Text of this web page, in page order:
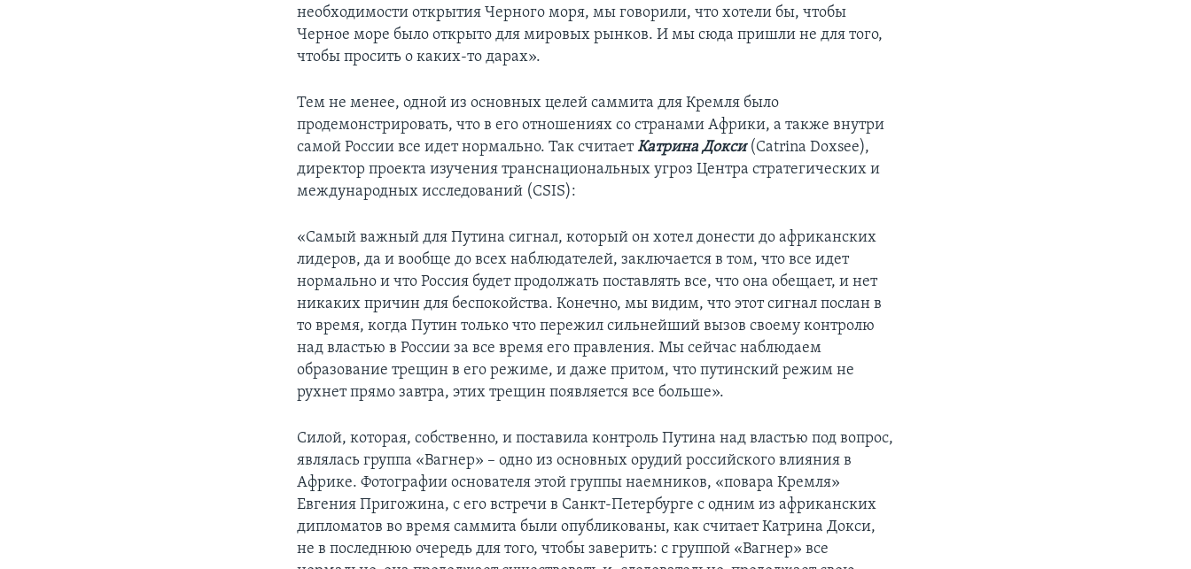
необходимости открытия Черного моря, мы говорили, что хотели бы, чтобы
Черное море было открыто для мировых рынков. И мы сюда пришли не для того,
чтобы просить о каких-то дарах».
Тем не менее, одной из основных целей саммита для Кремля было
продемонстрировать, что в его отношениях со странами Африки, а также внутри
самой России все идет нормально. Так считаетКатрина Докси (Catrina Doxsee),
директор проекта изучения транснациональных угроз Центра стратегических и
международных исследований (CSIS):
«Самый важный для Путина сигнал, который он хотел донести до африканских
лидеров, да и вообще до всех наблюдателей, заключается в том, что все идет
нормально и что Россия будет продолжать поставлять все, что она обещает, и нет
никаких причин для беспокойства. Конечно, мы видим, что этот сигнал послан в
то время, когда Путин только что пережил сильнейший вызов своему контролю
над властью в России за все время его правления. Мы сейчас наблюдаем
образование трещин в его режиме, и даже притом, что путинский режим не
рухнет прямо завтра, этих трещин появляется все больше».
Силой, которая, собственно, и поставила контроль Путина над властью под вопрос,
являлась группа «Вагнер» – одно из основных орудий российского влияния в
Африке. Фотографии основателя этой группы наемников, «повара Кремля»
Евгения Пригожина, с его встречи в Санкт-Петербурге с одним из африканских
дипломатов во время саммита были опубликованы, как считает Катрина Докси,
не в последнюю очередь для того, чтобы заверить: с группой «Вагнер» все